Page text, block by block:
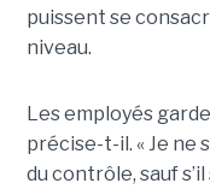
puissent se
niveau.
Les employés
précise-t-il. « Je ne
du contrôle, sauf